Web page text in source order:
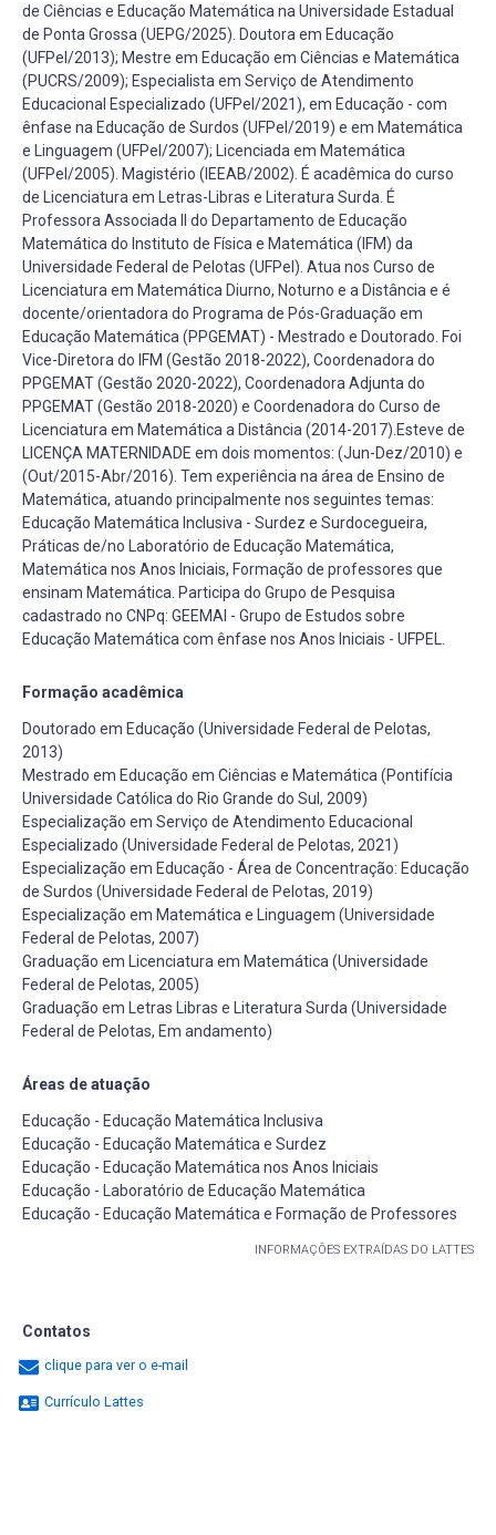
de Ciências e Educação Matemática na Universidade Estadual
de Ponta Grossa (UEPG/2025). Doutora em Educação
(UFPel/2013); Mestre em Educação em Ciências e Matemática
(PUCRS/2009); Especialista em Serviço de Atendimento
Educacional Especializado (UFPel/2021), em Educação - com
ênfase na Educação de Surdos (UFPel/2019) e em Matemática
e Linguagem (UFPel/2007); Licenciada em Matemática
(UFPel/2005). Magistério (IEEAB/2002). É acadêmica do curso
de Licenciatura em Letras-Libras e Literatura Surda. É
Professora Associada II do Departamento de Educação
Matemática do Instituto de Física e Matemática (IFM) da
Universidade Federal de Pelotas (UFPel). Atua nos Curso de
Licenciatura em Matemática Diurno, Noturno e a Distância e é
docente/orientadora do Programa de Pós-Graduação em
Educação Matemática (PPGEMAT) - Mestrado e Doutorado. Foi
Vice-Diretora do IFM (Gestão 2018-2022), Coordenadora do
PPGEMAT (Gestão 2020-2022), Coordenadora Adjunta do
PPGEMAT (Gestão 2018-2020) e Coordenadora do Curso de
Licenciatura em Matemática a Distância (2014-2017).Esteve de
LICENÇA MATERNIDADE em dois momentos: (Jun-Dez/2010) e
(Out/2015-Abr/2016). Tem experiência na área de Ensino de
Matemática, atuando principalmente nos seguintes temas:
Educação Matemática Inclusiva - Surdez e Surdocegueira,
Práticas de/no Laboratório de Educação Matemática,
Matemática nos Anos Iniciais, Formação de professores que
ensinam Matemática. Participa do Grupo de Pesquisa
cadastrado no CNPq: GEEMAI - Grupo de Estudos sobre
Educação Matemática com ênfase nos Anos Iniciais - UFPEL.
Formação acadêmica
Doutorado em Educação (Universidade Federal de Pelotas,
2013)
Mestrado em Educação em Ciências e Matemática (Pontifícia
Universidade Católica do Rio Grande do Sul, 2009)
Especialização em Serviço de Atendimento Educacional
Especializado (Universidade Federal de Pelotas, 2021)
Especialização em Educação - Área de Concentração: Educação
de Surdos (Universidade Federal de Pelotas, 2019)
Especialização em Matemática e Linguagem (Universidade
Federal de Pelotas, 2007)
Graduação em Licenciatura em Matemática (Universidade
Federal de Pelotas, 2005)
Graduação em Letras Libras e Literatura Surda (Universidade
Federal de Pelotas, Em andamento)
Áreas de atuação
Educação - Educação Matemática Inclusiva
Educação - Educação Matemática e Surdez
Educação - Educação Matemática nos Anos Iniciais
Educação - Laboratório de Educação Matemática
Educação - Educação Matemática e Formação de Professores
INFORMAÇÕES EXTRAÍDAS DO LATTES
Contatos
clique para ver o e-mail
Currículo Lattes